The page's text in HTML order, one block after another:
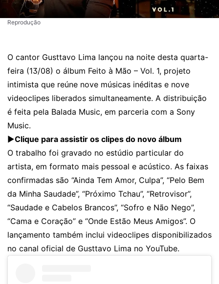
Reprodução
O cantor Gusttavo Lima lançou na noite desta quarta-
feira (13/08) o álbum Feito à Mão – Vol. 1, projeto
intimista que reúne nove músicas inéditas e nove
videoclipes liberados simultaneamente. A distribuição
é feita pela Balada Music, em parceria com a Sony
Music.
▶️Clique para assistir os clipes do novo álbum
O trabalho foi gravado no estúdio particular do
artista, em formato mais pessoal e acústico. As faixas
confirmadas são “Ainda Tem Amor, Culpa”, “Pelo Bem
da Minha Saudade”, “Próximo Tchau”, “Retrovisor”,
“Saudade e Cabelos Brancos”, “Sofro e Não Nego”,
“Cama e Coração” e “Onde Estão Meus Amigos”. O
lançamento também inclui videoclipes disponibilizados
no canal oficial de Gusttavo Lima no YouTube.